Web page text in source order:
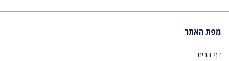
מפת האתר
דף הבית